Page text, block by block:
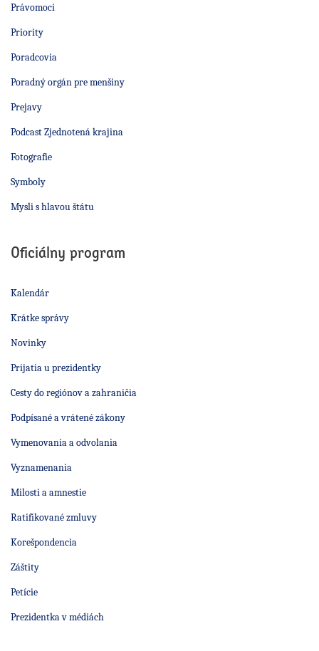
Právomoci
Priority
Poradcovia
Poradný orgán pre menšiny
Prejavy
Podcast Zjednotená krajina
Fotografie
Symboly
Mysli s hlavou štátu
Oficiálny program
Kalendár
Krátke správy
Novinky
Prijatia u prezidentky
Cesty do regiónov a zahraničia
Podpísané a vrátené zákony
Vymenovania a odvolania
Vyznamenania
Milosti a amnestie
Ratifikované zmluvy
Korešpondencia
Záštity
Petície
Prezidentka v médiách